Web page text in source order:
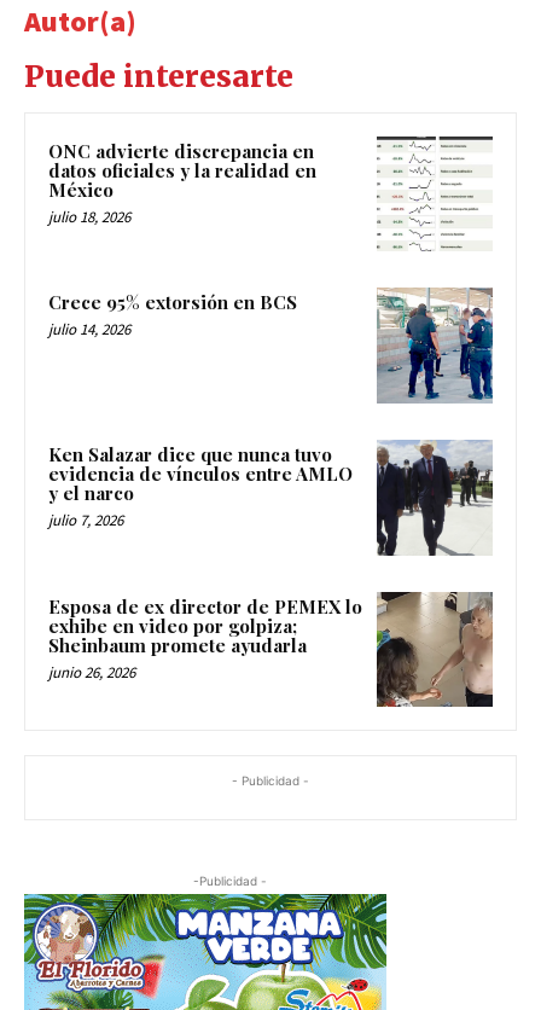
Autor(a)
Puede interesarte
ONC advierte discrepancia en
datos oficiales y la realidad en
México
julio 18, 2026
Crece 95% extorsión en BCS
julio 14, 2026
Ken Salazar dice que nunca tuvo
evidencia de vínculos entre AMLO
y el narco
julio 7, 2026
Esposa de ex director de PEMEX lo
exhibe en video por golpiza;
Sheinbaum promete ayudarla
junio 26, 2026
- Publicidad -
-Publicidad -